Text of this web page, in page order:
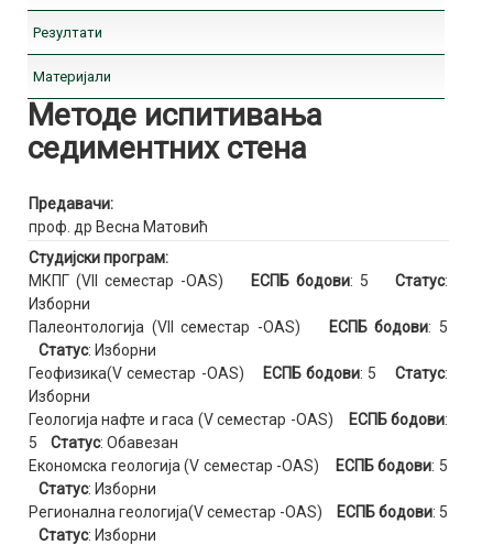
Резултати
Материјали
Методе испитивања
седиментних стена
Предавачи:
проф. др Весна Матовић
Студијски програм:
МКПГ (VII семестар -OAS)
ЕСПБ бодови: 5Статус:
Изборни
Палеонтологија (VII семестар -OAS)
ЕСПБ бодови: 5
Статус: Изборни
Геофизика(V семестар -OAS)
ЕСПБ бодови: 5 Статус:
Изборни
Геологија нафте и гаса (V семестар -OAS)
ЕСПБ бодови:
5 Статус: Обавезан
Економска геологија (V семестар -OAS)
ЕСПБ бодови: 5
Статус: Изборни
Регионална геологија(V семестар -OAS)
ЕСПБ бодови: 5
Статус: Изборни